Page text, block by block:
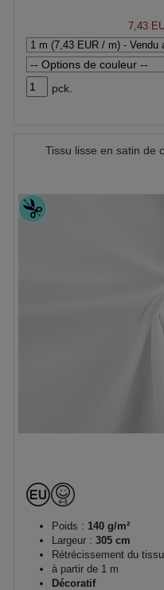
7,43
pck.
Tissu lisse en satin de
Poids : 140 g/m²
Largeur : 305 cm
Rétrécissement du
à partir de 1 m
Décoratif